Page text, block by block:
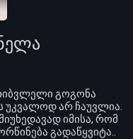
გოგონა
უკვალოდ არ ჩაუვლია.
იმისა, რომ
გადაწყვიტა..